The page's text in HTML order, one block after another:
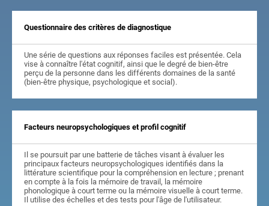
Questionnaire des critères de diagnostique
Une série de questions aux réponses faciles est présentée. Cela
vise à connaître l'état cognitif, ainsi que le degré de bien-être
perçu de la personne dans les différents domaines de la santé
(bien-être physique, psychologique et social).
Facteurs neuropsychologiques et profil cognitif
Il se poursuit par une batterie de tâches visant à évaluer les
principaux facteurs neuropsychologiques identifiés dans la
littérature scientifique pour la compréhension en lecture ; prenant
en compte à la fois la mémoire de travail, la mémoire
phonologique à court terme ou la mémoire visuelle à court terme.
Il utilise des échelles et des tests pour l'âge de l'utilisateur.